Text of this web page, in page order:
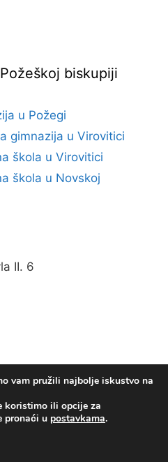
biskupiji
u Požegi
gimnazija u Virovitici
škola u Virovitici
škola u Novskoj
II. 6
vam pružili najbolje iskustvo na
koristimo ili opcije za
pronaći u postavkama.